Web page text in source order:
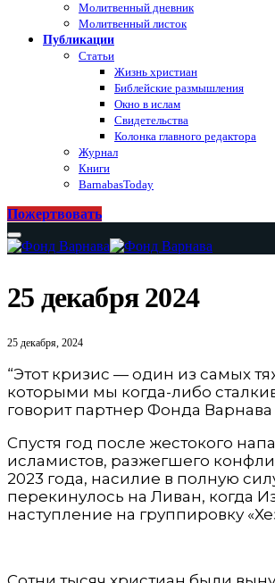
Молитвенный дневник
Молитвенный листок
Публикации
Статьи
Жизнь христиан
Библейские размышления
Окно в ислам
Свидетельства
Колонка главного редактора
Журнал
Книги
BarnabasToday
Пожертвовать
25 декабря 2024
25 декабря, 2024
“Этот кризис — один из самых
которыми мы ко­гда-либо
говорит парт­нер Фонда Варнава
Спустя год после жестокого
исламистов, разжегшего
2023 года, насилие в полную
перекинулось на Ливан, когда
наступление на группировку